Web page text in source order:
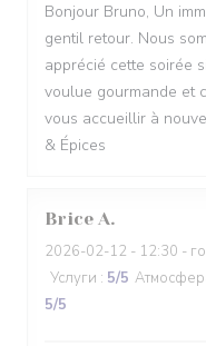
Bonjour Bruno, Un
gentil retour. Nous
apprécié cette soirée
voulue gourmande et
vous accueillir à
& Épices
Brice A
2026-02-12 - 12:30 -
Услуги : 5/5
5/5